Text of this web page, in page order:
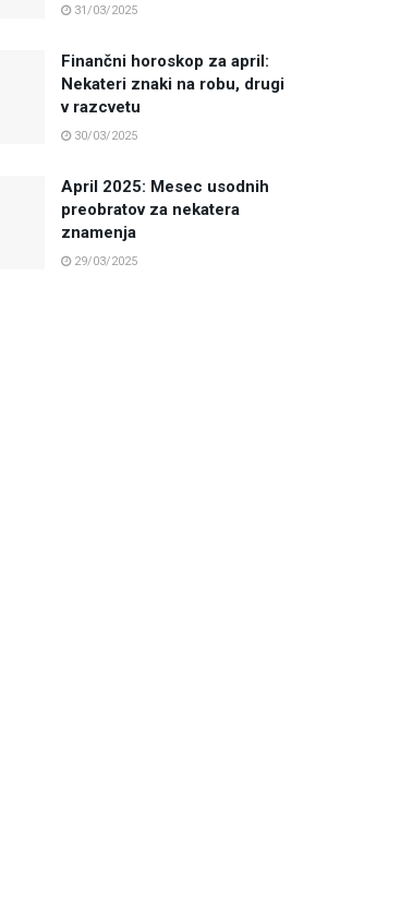
31/03/2025
Finančni horoskop za april:
Nekateri znaki na robu, drugi
v razcvetu
30/03/2025
April 2025: Mesec usodnih
preobratov za nekatera
znamenja
29/03/2025